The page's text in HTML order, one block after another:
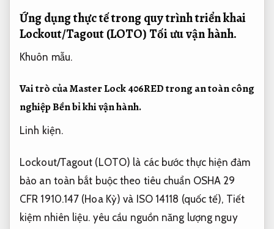
Ứng dụng thực tế trong quy trình triển khai
Lockout/Tagout (LOTO) Tối ưu vận hành.
Khuôn mẫu.
Vai trò của Master Lock 406RED trong an toàn công
nghiệpBền bỉ khi vận hành.
Linh kiện.
Lockout/Tagout (LOTO) là các bước thực hiện đảm
bảo an toàn bắt buộc theo tiêu chuẩn OSHA 29
CFR 1910.147 (Hoa Kỳ) và ISO 14118 (quốc tế), Tiết
kiệm nhiên liệu. yêu cầu nguồn năng lượng nguy